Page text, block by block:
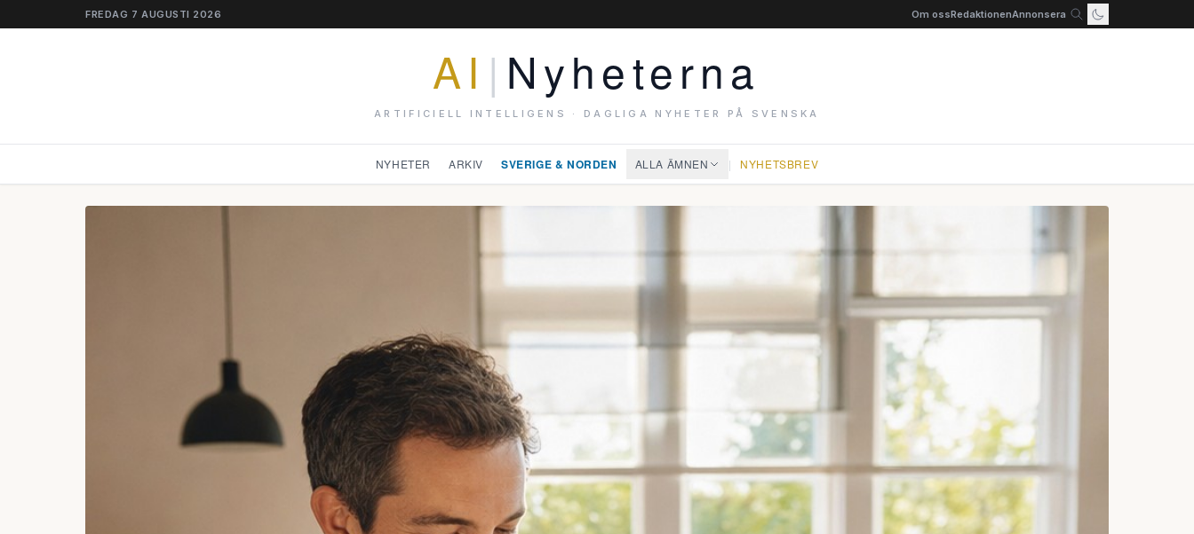
FREDAG 7 AUGUSTI 2026 Om ossRedaktionenAnnonsera
AI | Nyheterna
ARTIFICIELL INTELLIGENS · DAGLIGA NYHETER PÅ SVENSKA
NYHETER ARKIV SVERIGE & NORDEN ALLA ÄMNEN | NYHETSBREV